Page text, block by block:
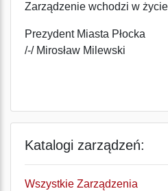
Zarządzenie wchodzi w
Prezydent Miasta Płocka
/-/ Mirosław Milewski
Katalogi zarządzeń:
Wszystkie Zarządzenia